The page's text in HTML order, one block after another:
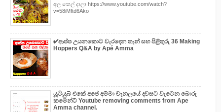
අල තෙල් දාලා https://www.youtube.com/watch?
v=58iMftd6Ako
✔‍ආප්ප උයනකොට වැරදෙන තැන් සහ පිළිතුරු 36 Making
Hoppers Q&A by Apé Amma
යූටියුබ් එකේ අපේ අම්මා චැනලයේ දවසට වැටෙන බොරු
කමෙන්ට් Youtube removing comments from Ape
Amma channel.